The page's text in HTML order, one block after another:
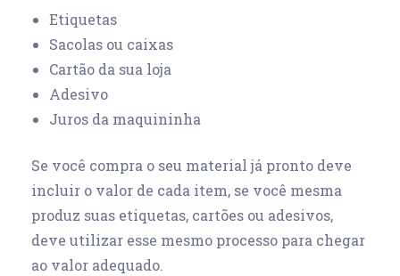
Etiquetas
Sacolas ou caixas
Cartão da sua loja
Adesivo
Juros da maquininha
Se você compra o seu material já pronto deve
incluir o valor de cada item, se você mesma
produz suas etiquetas, cartões ou adesivos,
deve utilizar esse mesmo processo para chegar
ao valor adequado.